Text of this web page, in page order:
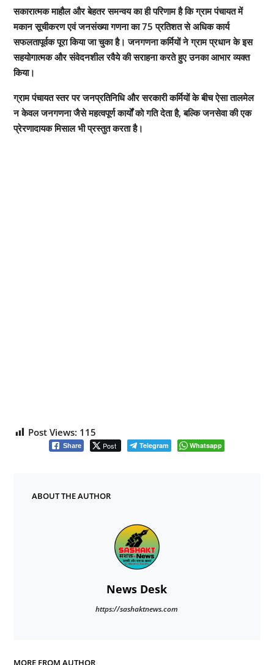
सकारात्मक माहौल और बेहतर समन्वय का ही परिणाम है कि ग्राम पंचायत में
मकान सूचीकरण एवं जनसंख्या गणना का 75 प्रतिशत से अधिक कार्य
सफलतापूर्वक पूरा किया जा चुका है। जनगणना कर्मियों ने ग्राम प्रधान के इस
सहयोगात्मक और संवेदनशील रवैये की सराहना करते हुए उनका आभार व्यक्त
किया।
ग्राम पंचायत स्तर पर जनप्रतिनिधि और सरकारी कर्मियों के बीच ऐसा तालमेल
न केवल जनगणना जैसे महत्वपूर्ण कार्यों को गति देता है, बल्कि जनसेवा की एक
प्रेरणादायक मिसाल भी प्रस्तुत करता है।
Post Views: 115
Share Post Telegram Whatsapp
ABOUT THE AUTHOR
News Desk
https://sashaktnews.com
MORE FROM AUTHOR